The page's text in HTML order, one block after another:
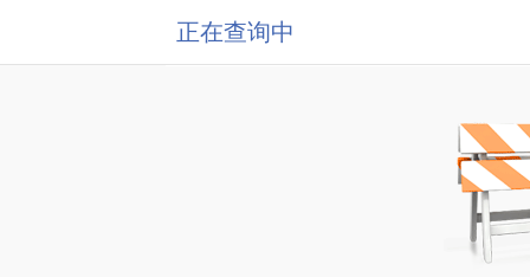
正在查询中